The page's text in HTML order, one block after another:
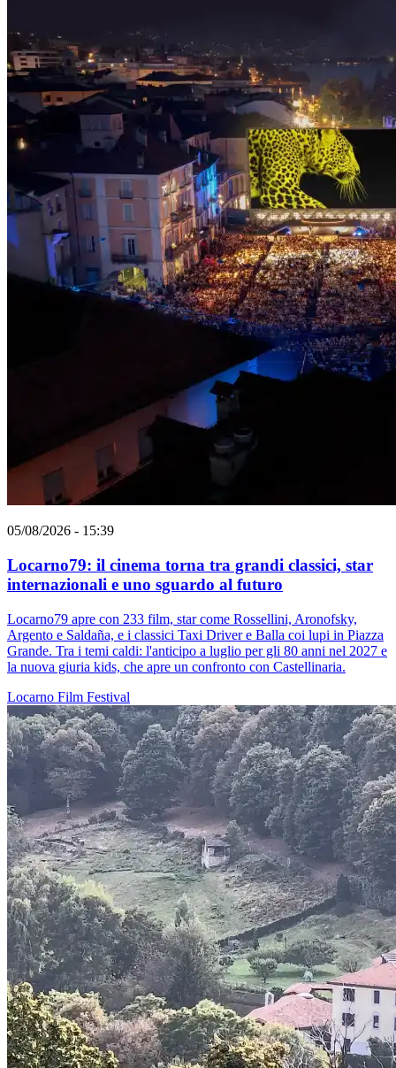
05/08/2026 - 15:39
Locarno79: il cinema torna tra grandi classici, star
internazionali e uno sguardo al futuro
Locarno79 apre con 233 film, star come Rossellini, Aronofsky,
Argento e Saldaña, e i classici Taxi Driver e Balla coi lupi in Piazza
Grande. Tra i temi caldi: l'anticipo a luglio per gli 80 anni nel 2027 e
la nuova giuria kids, che apre un confronto con Castellinaria.
Locarno Film Festival